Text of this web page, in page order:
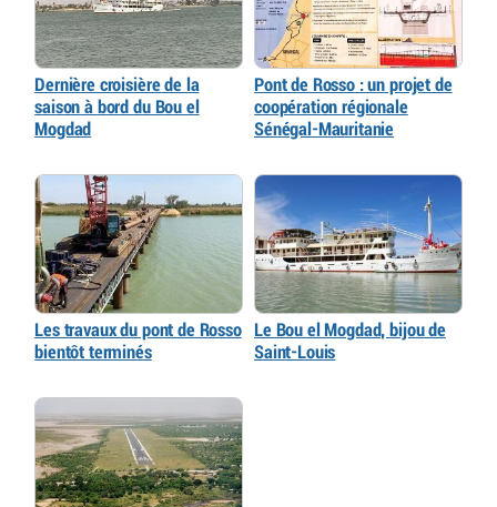
Dernière croisière de la
saison à bord du Bou el
Mogdad
Pont de Rosso : un projet de
coopération régionale
Sénégal-Mauritanie
Les travaux du pont de Rosso
bientôt terminés
Le Bou el Mogdad, bijou de
Saint-Louis